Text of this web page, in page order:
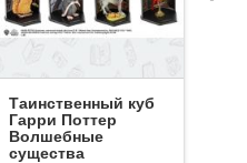
Таинственный куб
Гарри Поттер
Волшебные
существа